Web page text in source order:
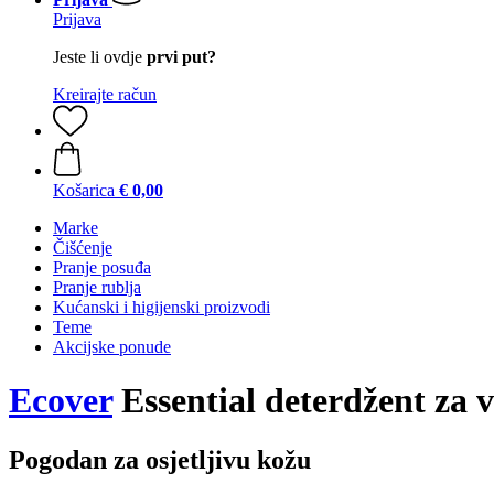
Prijava
Jeste li ovdje prvi put?
Kreirajte račun
Košarica € 0,00
Marke
Čišćenje
Pranje posuđa
Pranje rublja
Kućanski i higijenski proizvodi
Teme
Akcijske ponude
EcoverEssential deterdžent za
Pogodan za osjetljivu kožu